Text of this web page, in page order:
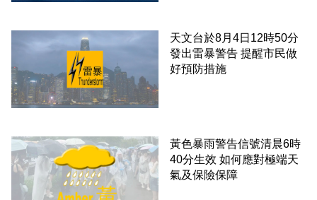
天文台於8月4日12時50分
發出雷暴警告 提醒市民做
好預防措施
黃色暴雨警告信號清晨6時
40分生效 如何應對極端天
氣及保險保障